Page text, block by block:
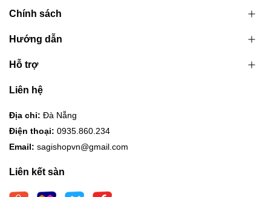
Chính sách
Hướng dẫn
Hỗ trợ
Liên hệ
Địa chỉ: Đà Nẵng
Điện thoại: 0935.860.234
Email: sagishopvn@gmail.com
Liên kết sàn